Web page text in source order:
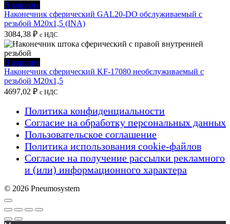
В корзину
Наконечник сферический GAL20-DO обслуживаемый с
резьбой M20x1,5 (INA)
3084,38 ₽ с НДС
В корзину
Наконечник сферический KF-17080 необслуживаемый с
резьбой M20x1,5
4697,02 ₽ с НДС
Политика конфиденциальности
Согласие на обработку персональных данных
Пользовательское соглашение
Политика использования cookie-файлов
Согласие на получение рассылки рекламного
и (или) информационного характера
© 2026 Pneumosystem